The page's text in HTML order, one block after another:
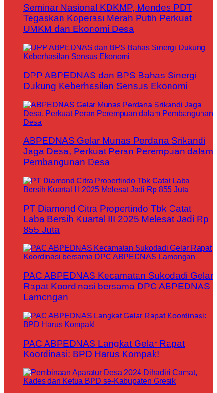
Seminar Nasional KDKMP, Mendes PDT
Tegaskan Koperasi Merah Putih Perkuat
UMKM dan Ekonomi Desa
DPP ABPEDNAS dan BPS Bahas Sinergi
Dukung Keberhasilan Sensus Ekonomi
ABPEDNAS Gelar Munas Perdana Srikandi
Jaga Desa, Perkuat Peran Perempuan dalam
Pembangunan Desa
PT Diamond Citra Propertindo Tbk Catat
Laba Bersih Kuartal III 2025 Melesat Jadi Rp
855 Juta
PAC ABPEDNAS Kecamatan Sukodadi Gelar
Rapat Koordinasi bersama DPC ABPEDNAS
Lamongan
PAC ABPEDNAS Langkat Gelar Rapat
Koordinasi: BPD Harus Kompak!